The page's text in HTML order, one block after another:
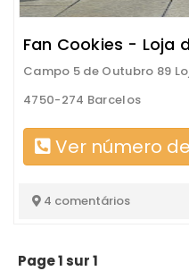
Fan Cookies - Loja
Campo 5 de Outubro 89
4750-274 Barcelos
Ver número
4 comentários
Page 1 sur 1